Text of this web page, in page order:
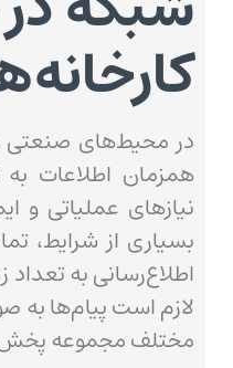
در محیط‌های صنعتی
همزمان اطلاعات به
نیازهای عملیاتی
بسیاری از شرایط،
اطلاع‌رسانی به تعداد
لازم است پیام‌ها
مختلف مجموعه